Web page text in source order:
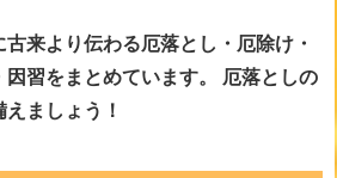
来より伝わる厄落とし・厄除け・
習をまとめています。
厄落としの
ましょう！